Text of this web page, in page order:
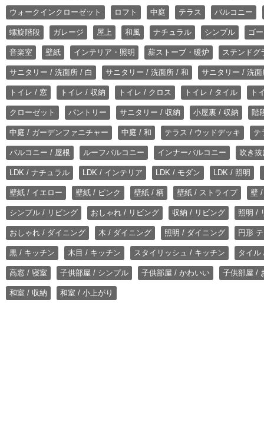
ウォークインクローゼット ロフト 中庭 テラス バルコニー
螺旋階段 ガレージ 屋上 和風 ナチュラル シンプル ゴ
音楽室 壁紙 インテリア・照明 薪ストーブ・暖炉 ステンドグ
サニタリー / 洗面所 / 白 サニタリー / 洗面所 / 和 サニタリー / 洗
トイレ / 窓 トイレ / 収納 トイレ / クロス トイレ / タイル ト
クローゼット パントリー サニタリー / 収納 小屋裏 / 収納 階
中庭 / ガーデンファニチャー 中庭 / 和 テラス / ウッドデッキ テ
バルコニー / 屋根 ルーフバルコニー インナーバルコニー 吹き
LDK / ナチュラル LDK / インテリア LDK / モダン LDK / 照明
壁紙 / イエロー 壁紙 / ピンク 壁紙 / 柄 壁紙 / ストライプ 壁
シンプル / リビング おしゃれ / リビング 収納 / リビング 照明 /
おしゃれ / ダイニング 木 / ダイニング 照明 / ダイニング 円形
黒 / キッチン 木目 / キッチン スタイリッシュ / キッチン タイル
高窓 / 寝室 子供部屋 / シンプル 子供部屋 / かわいい 子供部屋 /
和室 / 収納 和室 / 小上がり